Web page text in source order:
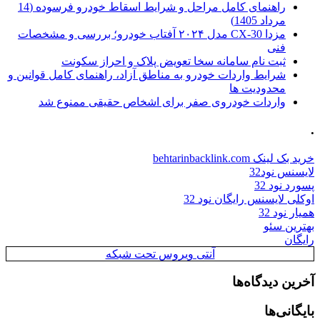
راهنمای کامل مراحل و شرایط اسقاط خودرو فرسوده (14
مرداد 1405)
مزدا CX-30 مدل ۲۰۲۴ آفتاب خودرو؛ بررسی و مشخصات
فنی
ثبت نام سامانه سخا تعویض پلاک و احراز سکونت
شرایط واردات خودرو به مناطق آزاد، راهنمای کامل قوانین و
محدودیت ها
واردات خودروی صفر برای اشخاص حقیقی ممنوع شد
.
خرید بک لینک behtarinbacklink.com
لایسنس نود32
پسورد نود 32
اوکلی لایسنس رایگان نود 32
همیار نود 32
بهترین سئو
رایگان
آنتی ویروس تحت شبکه
آخرین دیدگاه‌ها
بایگانی‌ها